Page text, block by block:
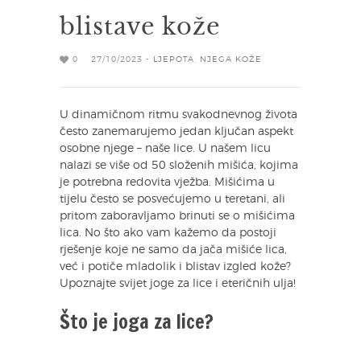
blistave kože
0 27/10/2023 - LJEPOTA NJEGA KOŽE
U dinamičnom ritmu svakodnevnog života
često zanemarujemo jedan ključan aspekt
osobne njege – naše lice. U našem licu
nalazi se više od 50 složenih mišića, kojima
je potrebna redovita vježba. Mišićima u
tijelu često se posvećujemo u teretani, ali
pritom zaboravljamo brinuti se o mišićima
lica. No što ako vam kažemo da postoji
rješenje koje ne samo da jača mišiće lica,
već i potiče mladolik i blistav izgled kože?
Upoznajte svijet joge za lice i eteričnih ulja!
Što je joga za lice?